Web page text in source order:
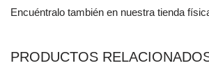
Encuéntralo también en nuestra tienda
PRODUCTOS